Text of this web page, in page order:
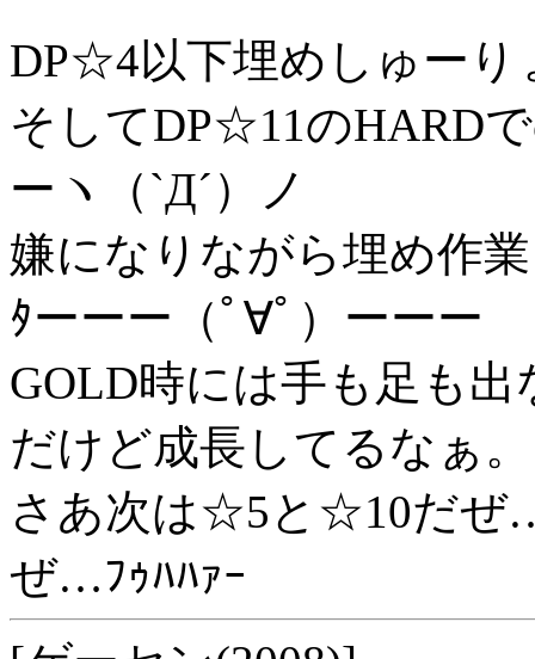
DP☆4以下埋めしゅーり
そしてDP☆11のHARD
ーヽ（`Д´）ノ
嫌になりながら埋め作
ﾀーーー（ﾟ∀ﾟ）ーーー
GOLD時には手も足も
だけど成長してるなぁ。
さあ次は☆5と☆10だぜ
ぜ…ﾌｩﾊﾊｧｰ